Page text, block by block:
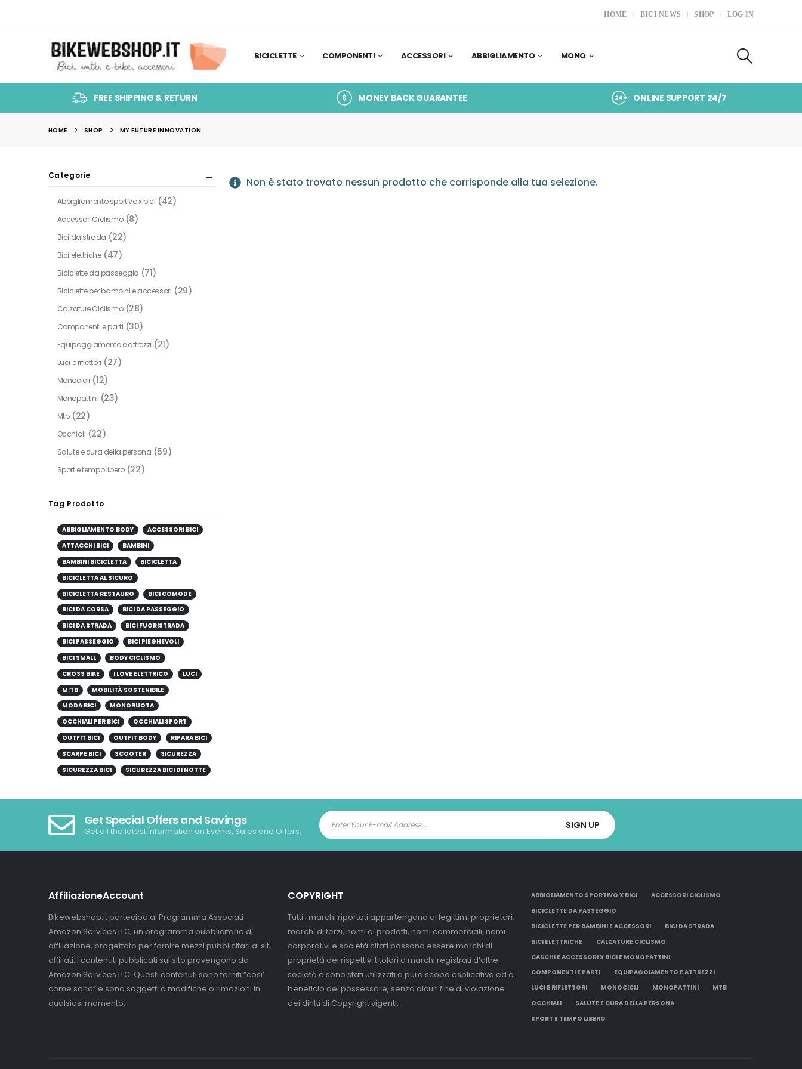
HOME BICI NEWS SHOP LOG IN
BICICLETTE COMPONENTI ACCESSORI ABBIGLIAMENTO MONO
FREE SHIPPING & RETURN MONEY BACK GUARANTEE ONLINE SUPPORT 24/7
HOME SHOP MY FUTURE INNOVATION
Non è stato trovato nessun prodotto che corrisponde alla tua selezione.
Categorie
Abbigliamento sportivo x bici (42)
Accessori Ciclismo (8)
Bici da strada (22)
Bici elettriche (47)
Biciclette da passeggio (71)
Biciclette per bambini e accessori (29)
Calzature Ciclismo (28)
Componenti e parti (30)
Equipaggiamento e attrezzi (21)
Luci e riflettori (27)
Monocicli (12)
Monopattini (23)
Mtb (22)
Occhiali (22)
Salute e cura della persona (59)
Sport e tempo libero (22)
Tag Prodotto
ABBIGLIAMENTO BODY
ACCESSORI BICI
ATTACCHI BICI
BAMBINI
BAMBINI BICICLETTA
BICICLETTA
BICICLETTA AL SICURO
BICICLETTA RESTAURO
BICI COMODE
BICI DA CORSA
BICI DA PASSEGGIO
BICI DA STRADA
BICI FUORISTRADA
BICI PASSEGGIO
BICI PIEGHEVOLI
BICI SMALL
BODY CICLISMO
CROSS BIKE
I LOVE ELETTRICO
LUCI
M;TB
MOBILITÀ SOSTENIBILE
MODA BICI
MONORUOTA
OCCHIALI PER BICI
OCCHIALI SPORT
OUTFIT BICI
OUTFIT BODY
RIPARA BICI
SCARPE BICI
SCOOTER
SICUREZZA
SICUREZZA BICI
SICUREZZA BICI DI NOTTE
Get Special Offers and Savings
Get all the latest information on Events, Sales and Offers.
AffiliazioneAccount
Bikewebshop.it partecipa al Programma Associati
Amazon Services LLC, un programma pubblicitario di
affiliazione, progettato per fornire mezzi pubblicitari ai siti
affiliati. I contenuti pubblicati sul sito provengono da
Amazon Services LLC. Questi contenuti sono forniti “cosi’
come sono” e sono soggetti a modifiche o rimozioni in
qualsiasi momento.
COPYRIGHT
Tutti i marchi riportati appartengono ai legittimi proprietari;
marchi di terzi, nomi di prodotti, nomi commerciali, nomi
corporativi e società citati possono essere marchi di
proprietà dei rispettivi titolari o marchi registrati d’altre
società e sono stati utilizzati a puro scopo esplicativo ed a
beneficio del possessore, senza alcun fine di violazione
dei diritti di Copyright vigenti.
ABBIGLIAMENTO SPORTIVO X BICI
ACCESSORI CICLISMO
BICICLETTE DA PASSEGGIO
BICICLETTE PER BAMBINI E ACCESSORI
BICI DA STRADA
BICI ELETTRICHE
CALZATURE CICLISMO
CASCHI E ACCESSORI X BICI E MONOPATTINI
COMPONENTI E PARTI
EQUIPAGGIAMENTO E ATTREZZI
LUCI E RIFLETTORI
MONOCICLI MONOPATTINI
MTB
OCCHIALI
SALUTE E CURA DELLA PERSONA
SPORT E TEMPO LIBERO